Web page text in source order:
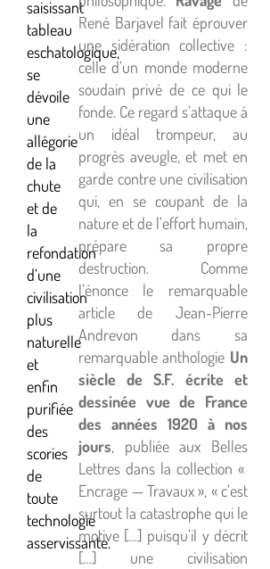
saisissant
tableau
eschatologique,
se
dévoile
une
allégorie
de la
chute
et de
la
refondation
d’une
civilisation
plus
naturelle
et
enfin
purifiée
des
scories
de
toute
technologie
asservissante.
René Barjavel fait éprouver
une sidération collective :
celle d’un monde moderne
soudain privé de ce qui le
fonde. Ce regard s’attaque à
un idéal trompeur, au
progrès aveugle, et met en
garde contre une civilisation
qui, en se coupant de la
nature et de l’effort humain,
prépare sa propre
destruction. Comme
l’énonce le remarquable
article de Jean-Pierre
Andrevon dans sa
remarquable anthologie Un
siècle de S.F. écrite et
dessinée vue de France
des années 1920 à nos
jours, publiée aux Belles
Lettres dans la collection «
Encrage — Travaux », « c’est
surtout la catastrophe qui le
motive […] puisqu’il y décrit
[…] une civilisation